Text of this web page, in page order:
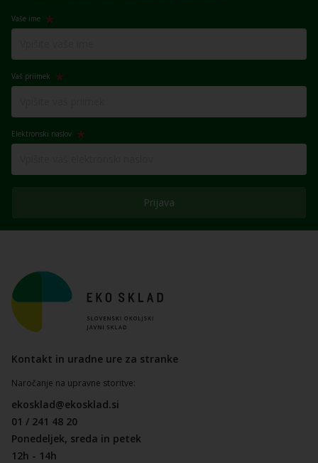
Vaše ime
Vaš priimek
Elektronski naslov
Prijava
Kontakt in uradne ure za stranke
Naročanje na upravne storitve:
ekosklad@ekosklad.si
01 / 241 48 20
Ponedeljek, sreda in petek
12h - 14h